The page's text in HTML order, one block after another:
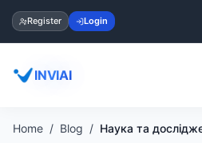
Register Login
INVIAI
Home Blog Наука та